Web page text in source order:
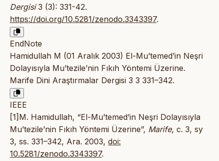
Dergisi3 (3): 331-42.
https://doi.org/10.5281/zenodo.3343397.
EndNote
Hamidullah M (01 Aralık 2003) El-Mu’temed’in Neşri
Dolayısıyla Mu’tezile’nin Fıkıh Yöntemi Üzerine.
Marife Dini Araştırmalar Dergisi 3 3 331–342.
IEEE
[1]M. Hamidullah, “El-Mu’temed’in Neşri Dolayısıyla
Mu’tezile’nin Fıkıh Yöntemi Üzerine”, Marife, c. 3, sy
3, ss. 331–342, Ara. 2003, doi:
10.5281/zenodo.3343397.